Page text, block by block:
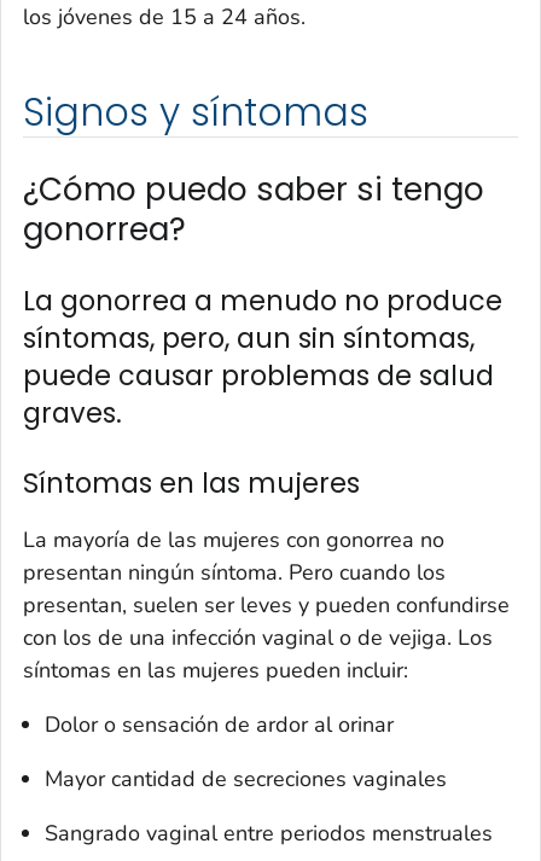
los jóvenes de 15 a 24 años.
Signos y síntomas
¿Cómo puedo saber si tengo
gonorrea?
La gonorrea a menudo no produce
síntomas, pero, aun sin síntomas,
puede causar problemas de salud
graves.
Síntomas en las mujeres
La mayoría de las mujeres con gonorrea no
presentan ningún síntoma. Pero cuando los
presentan, suelen ser leves y pueden confundirse
con los de una infección vaginal o de vejiga. Los
síntomas en las mujeres pueden incluir:
Dolor o sensación de ardor al orinar
Mayor cantidad de secreciones vaginales
Sangrado vaginal entre periodos menstruales